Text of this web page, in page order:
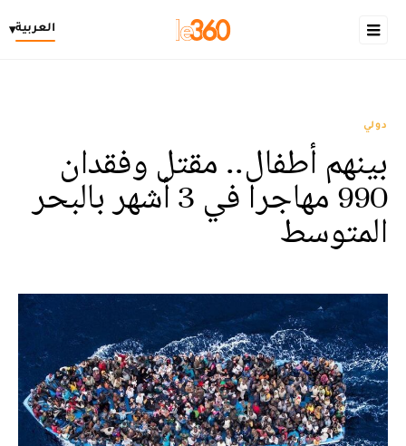
العربية▾
دولي
بينهم أطفال.. مقتل وفقدان
990 مهاجرا في 3 أشهر بالبحر
المتوسط